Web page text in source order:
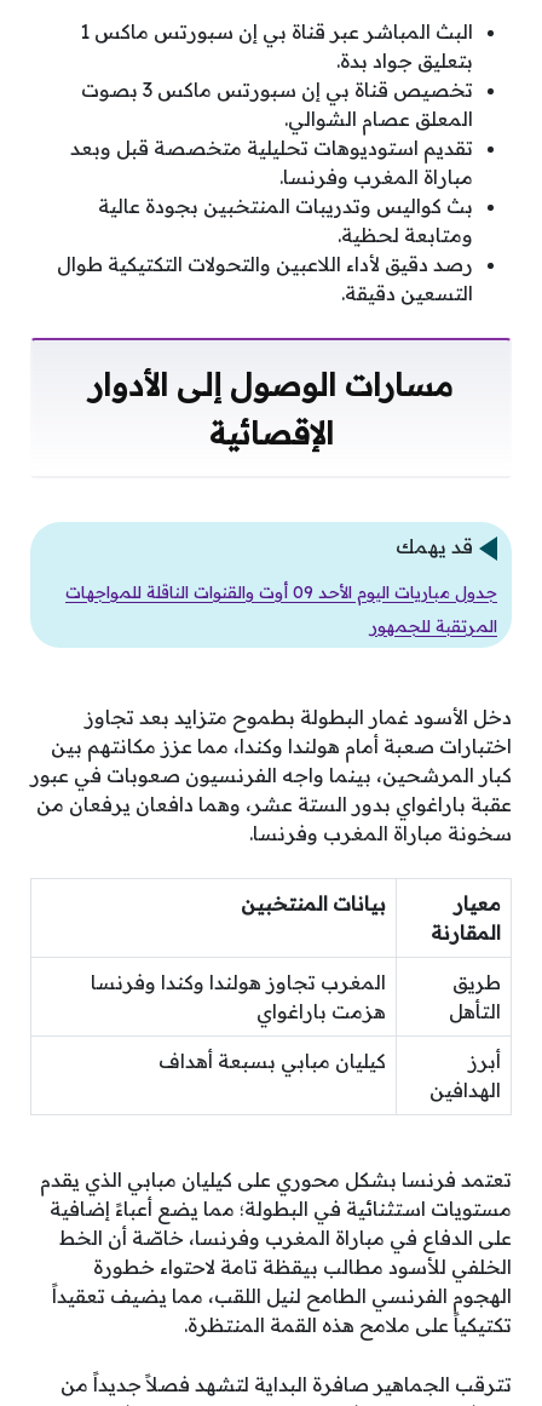
البث المباشر عبر قناة بي إن سبورتس ماكس 1
بتعليق جواد بدة.
تخصيص قناة بي إن سبورتس ماكس 3 بصوت
المعلق عصام الشوالي.
تقديم استوديوهات تحليلية متخصصة قبل وبعد
مباراة المغرب وفرنسا.
بث كواليس وتدريبات المنتخبين بجودة عالية
ومتابعة لحظية.
رصد دقيق لأداء اللاعبين والتحولات التكتيكية طوال
التسعين دقيقة.
مسارات الوصول إلى الأدوار
الإقصائية
قد يهمك
جدول مباريات اليوم الأحد 09 أوت والقنوات الناقلة للمواجهات
المرتقبة للجمهور
دخل الأسود غمار البطولة بطموح متزايد بعد تجاوز
اختبارات صعبة أمام هولندا وكندا، مما عزز مكانتهم بين
كبار المرشحين، بينما واجه الفرنسيون صعوبات في عبور
عقبة باراغواي بدور الستة عشر، وهما دافعان يرفعان من
سخونة مباراة المغرب وفرنسا.
معيار
المقارنة
بيانات المنتخبين
طريق
التأهل
المغرب تجاوز هولندا وكندا وفرنسا
هزمت باراغواي
أبرز
الهدافين
كيليان مبابي بسبعة أهداف
تعتمد فرنسا بشكل محوري على كيليان مبابي الذي يقدم
مستويات استثنائية في البطولة؛ مما يضع أعباءً إضافية
على الدفاع في مباراة المغرب وفرنسا، خاصّة أن الخط
الخلفي للأسود مطالب بيقظة تامة لاحتواء خطورة
الهجوم الفرنسي الطامح لنيل اللقب، مما يضيف تعقيداً
تكتيكياً على ملامح هذه القمة المنتظرة.
تترقب الجماهير صافرة البداية لتشهد فصلاً جديداً من